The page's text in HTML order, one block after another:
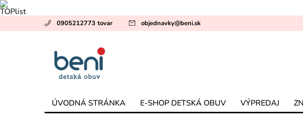
0905212773 tovar objednavky@beni.sk
ÚVODNÁ STRÁNKA E-SHOP DETSKÁ OBUV VÝPREDAJ